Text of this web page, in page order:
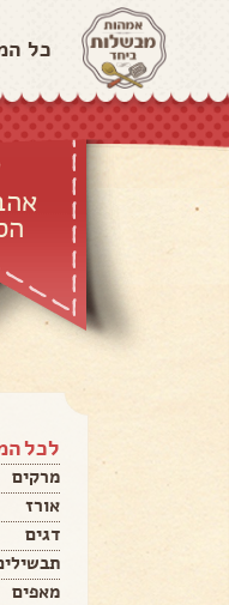
כל
לכל
מרקים
אורז
דגים
מאפים